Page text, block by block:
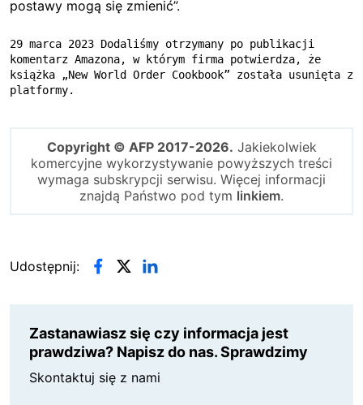
postawy mogą się zmienić”.
29 marca 2023 Dodaliśmy otrzymany po publikacji
komentarz Amazona, w którym firma potwierdza, że
książka „New World Order Cookbook” została usunięta z
platformy.
Copyright © AFP 2017-2026. Jakiekolwiek
komercyjne wykorzystywanie powyższych treści
wymaga subskrypcji serwisu. Więcej informacji
znajdą Państwo pod tym linkiem.
Udostępnij:
Zastanawiasz się czy informacja jest
prawdziwa? Napisz do nas. Sprawdzimy
Skontaktuj się z nami